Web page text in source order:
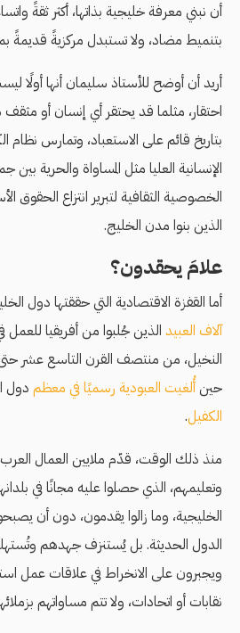
أن نبني معرفة خليجية بذاتها، أكثر ثقةً
بتنميط مضاد، ولا تستبدل مركزيةً قديمةً
أريد أن أوضح للأستاذ سليمان أنها أولًا
احتقار، مثلما قد يحتقر أي إنسان أو
بتاريخ قائم على الاستعباد، وتمارس نظام
الإنسانية العليا مثل المساواة والحرية
الخصوصية الثقافية لتبرير انتزاع الحقوق
الذين بنوا مدن الخليج.
علامَ يحقدون؟
أما القفزة الاقتصادية التي حققتها دول
آلاف العبيد الذين جُلبوا من أفريقيا
النخيل، من منتصف القرن التاسع عشر حتى
حينأُلغيت العبودية رسميًا في معظم دول
الكفيل.
منذ ذلك الوقت، قدّم ملايين العمال
وتعليمهم، الذي حصلوا عليه مجانًا في
الخليجية، وما زالوا يقدمون، دون أن
الدول الحديثة. بل يُستنزف جهدهم
ويجبرون على الانخراط في علاقات عمل
نقابات أو اتحادات، ولا تتم مساواتهم